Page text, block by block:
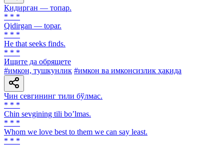
Қидирган — топар.
* * *
Qidirgan — topar.
* * *
Не that seeks finds.
* * *
Ищите да обрящете
#имкон, тушкунлик #имкон ва имконсизлик ҳақида
Чин севгининг тили бўлмас.
* * *
Chin sevgining tili boʼlmas.
* * *
Whom we love best to them we can say least.
* * *